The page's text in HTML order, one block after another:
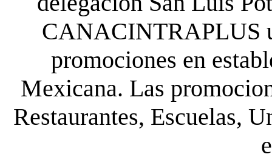
CANACINTRAPLUS
promociones en
Mexicana. Las
Restaurantes, Escuelas,